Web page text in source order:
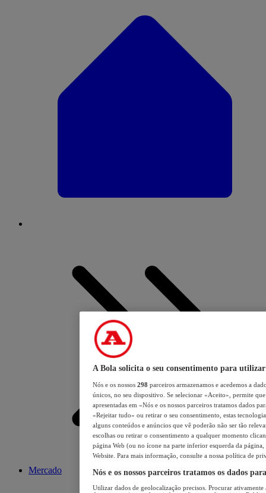
Mercado
A Bola solicita o seu consentimento para utilizar
Nós e os nossos 298 parceiros armazenamos e acedemos a
únicos, no seu dispositivo. Se selecionar «Aceito», permite
apresentadas em «Nós e os nossos parceiros tratamos dados
«Rejeitar tudo» ou retirar o seu consentimento, estas
alguns conteúdos e anúncios que vê poderão não ser tão
escolhas ou retirar o consentimento a qualquer momento
página Web (ou no ícone na parte inferior esquerda da página,
Website. Para mais informação, consulte a nossa política de
Nós e os nossos parceiros tratamos os dados
Utilizar dados de geolocalização precisos. Procurar